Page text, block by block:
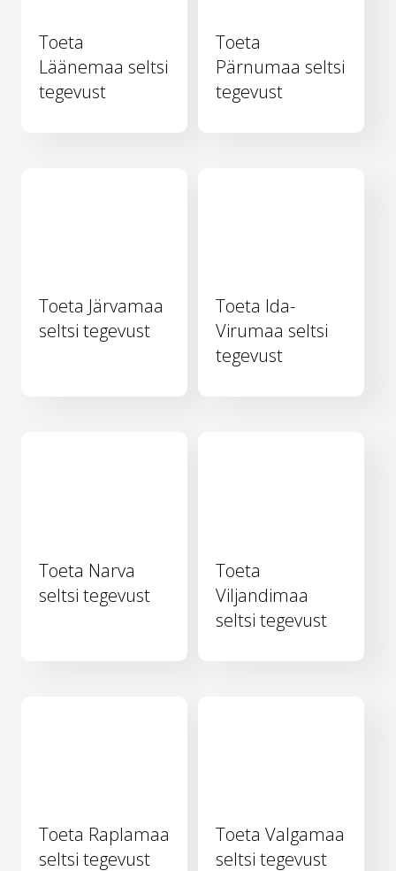
Toeta
Läänemaa seltsi
tegevust
Toeta
Pärnumaa seltsi
tegevust
Toeta Järvamaa
seltsi tegevust
Toeta Ida-
Virumaa seltsi
tegevust
Toeta Narva
seltsi tegevust
Toeta
Viljandimaa
seltsi tegevust
Toeta Raplamaa
seltsi tegevust
Toeta Valgamaa
seltsi tegevust